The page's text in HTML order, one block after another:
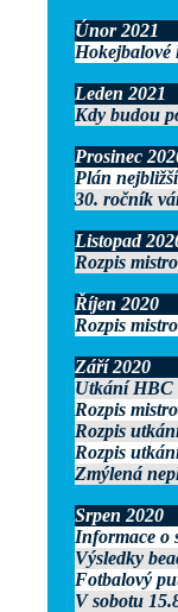
Únor 2021
Hokejbalové
Leden 2021
Kdy budou
Prosinec
Plán
30. ročník
Listopad
Rozpis
Říjen 2020
Rozpis
Září 2020
Utkání HBC
Rozpis
Rozpis
Rozpis
Zmýlená
Srpen 2020
Informace o
Výsledky
Fotbalový
V sobotu